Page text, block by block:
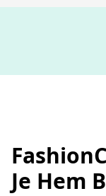
Je Hem